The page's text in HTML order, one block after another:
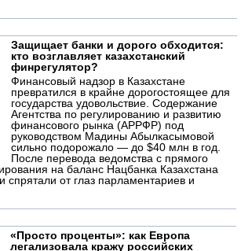
Защищает банки и дорого обходится:
кто возглавляет казахстанский
финрегулятор?
Финансовый надзор в Казахстане
превратился в крайне дорогостоящее для
государства удовольствие. Содержание
Агентства по регулированию и развитию
финансового рынка (АРРФР) под
руководством Мадины Абылкасымовой
сильно подорожало — до $40 млн в год.
После перевода ведомства с прямого
на баланс Нацбанка Казахстана
спрятали от глаз парламентариев и
«Просто проценты»: как Европа
легализовала кражу российских